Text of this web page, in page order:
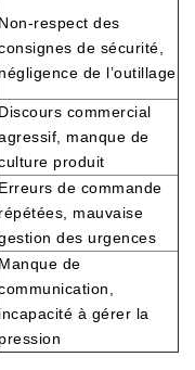
Non-respect des
de sécurité,
négligence de l’outillage
Discours commercial
manque de
produit
Erreurs de commande
répétées, mauvaise
des urgences
Manque de
incapacité à gérer la
pression